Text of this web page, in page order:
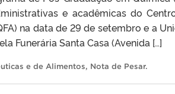
e acadêmicas do
na data de 29 de setembro e a
Funerária Santa Casa (Avenida […]
e de Alimentos, Nota de Pesar.